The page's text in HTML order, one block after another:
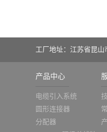
工厂地址：江苏省昆山
产品中心
电缆引入系统
圆形连接器
分配器